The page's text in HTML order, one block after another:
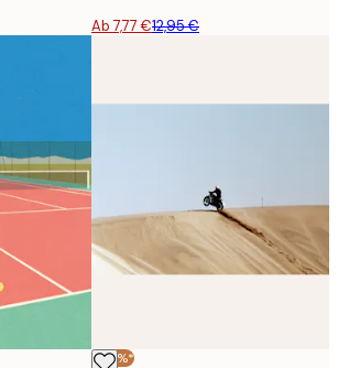
Ab 7,77 €12,95 €
-40%*